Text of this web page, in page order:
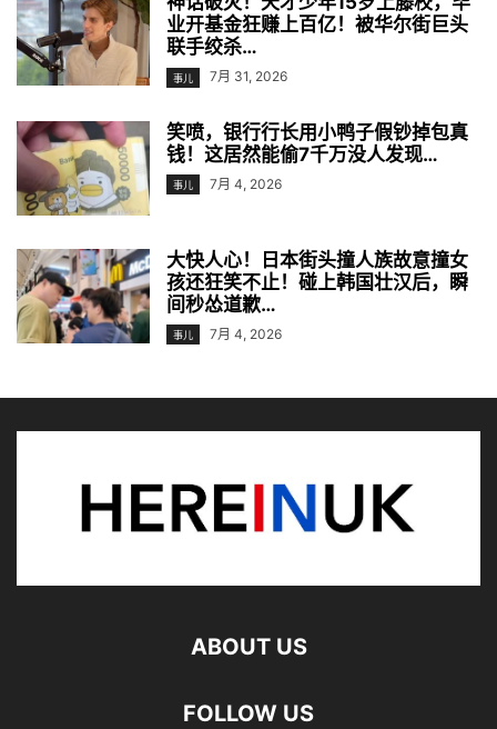
业开基金狂赚上百亿！被华尔街巨头
联手绞杀…
事儿 7月 31, 2026
笑喷，银行行长用小鸭子假钞掉包真
钱！这居然能偷7千万没人发现…
事儿 7月 4, 2026
大快人心！日本街头撞人族故意撞女
孩还狂笑不止！碰上韩国壮汉后，瞬
间秒怂道歉…
事儿 7月 4, 2026
ABOUT US
FOLLOW US